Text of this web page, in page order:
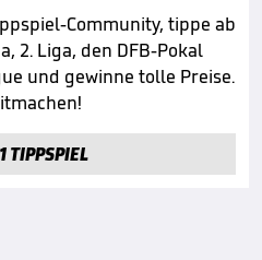
Community, tippe ab
2. Liga, den DFB-Pokal
und gewinne tolle Preise.
TIPPSPIEL